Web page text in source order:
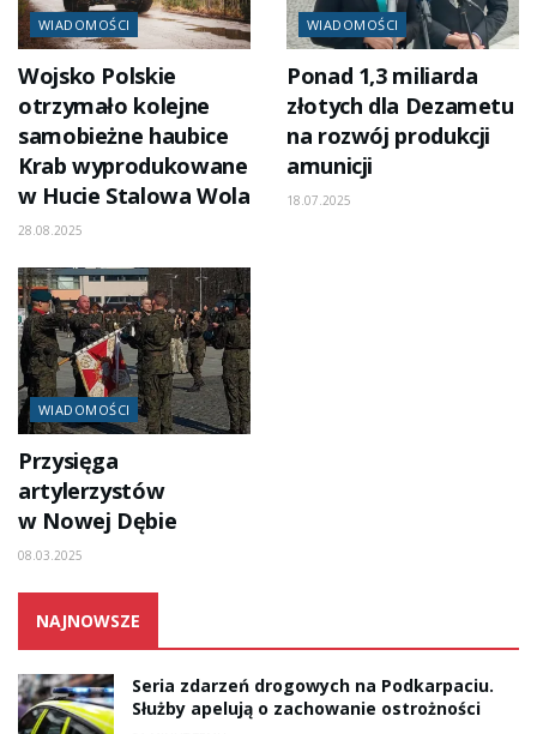
WIADOMOŚCI
Wojsko Polskie
otrzymało kolejne
samobieżne haubice
Krab wyprodukowane
w Hucie Stalowa Wola
28.08.2025
WIADOMOŚCI
Ponad 1,3 miliarda
złotych dla Dezametu
na rozwój produkcji
amunicji
18.07.2025
WIADOMOŚCI
Przysięga
artylerzystów
w Nowej Dębie
08.03.2025
NAJNOWSZE
Seria zdarzeń drogowych na Podkarpaciu.
Służby apelują o zachowanie ostrożności